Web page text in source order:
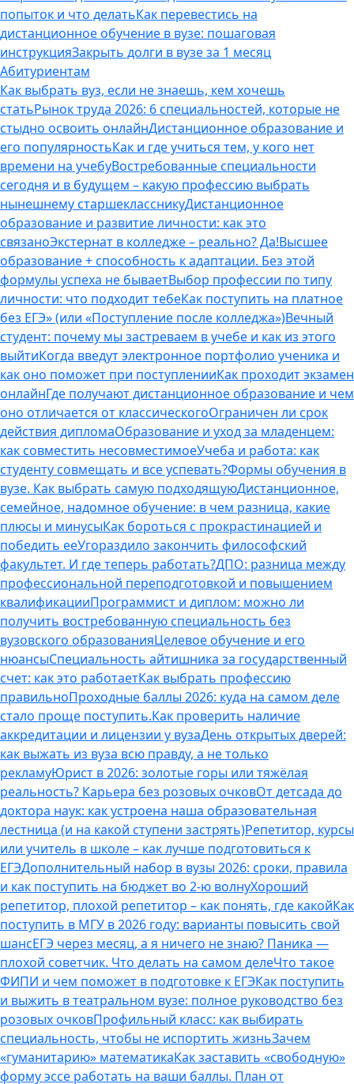
попыток и что делатьКак перевестись на
дистанционное обучение в вузе: пошаговая
инструкцияЗакрыть долги в вузе за 1 месяц
Абитуриентам
Как выбрать вуз, если не знаешь, кем хочешь
статьРынок труда 2026: 6 специальностей, которые не
стыдно освоить онлайнДистанционное образование и
его популярностьКак и где учиться тем, у кого нет
времени на учебуВостребованные специальности
сегодня и в будущем – какую профессию выбрать
нынешнему старшеклассникуДистанционное
образование и развитие личности: как это
связаноЭкстернат в колледже – реально? Да!Высшее
образование + способность к адаптации. Без этой
формулы успеха не бываетВыбор профессии по типу
личности: что подходит тебеКак поступить на платное
без ЕГЭ» (или «Поступление после колледжа»)Вечный
студент: почему мы застреваем в учебе и как из этого
выйтиКогда введут электронное портфолио ученика и
как оно поможет при поступленииКак проходит экзамен
онлайнГде получают дистанционное образование и чем
оно отличается от классическогоОграничен ли срок
действия дипломаОбразование и уход за младенцем:
как совместить несовместимоеУчеба и работа: как
студенту совмещать и все успевать?Формы обучения в
вузе. Как выбрать самую подходящуюДистанционное,
семейное, надомное обучение: в чем разница, какие
плюсы и минусыКак бороться с прокрастинацией и
победить ееУгораздило закончить философский
факультет. И где теперь работать?ДПО: разница между
профессиональной переподготовкой и повышением
квалификацииПрограммист и диплом: можно ли
получить востребованную специальность без
вузовского образованияЦелевое обучение и его
нюансыСпециальность айтишника за государственный
счет: как это работаетКак выбрать профессию
правильноПроходные баллы 2026: куда на самом деле
стало проще поступить.Как проверить наличие
аккредитации и лицензии у вузаДень открытых дверей:
как выжать из вуза всю правду, а не только
рекламуЮрист в 2026: золотые горы или тяжёлая
реальность? Карьера без розовых очковОт детсада до
доктора наук: как устроена наша образовательная
лестница (и на какой ступени застрять)Репетитор, курсы
или учитель в школе – как лучше подготовиться к
ЕГЭДополнительный набор в вузы 2026: сроки, правила
и как поступить на бюджет во 2‑ю волнуХороший
репетитор, плохой репетитор – как понять, где какойКак
поступить в МГУ в 2026 году: варианты повысить свой
шансЕГЭ через месяц, а я ничего не знаю? Паника —
плохой советчик. Что делать на самом делеЧто такое
ФИПИ и чем поможет в подготовке к ЕГЭКак поступить
и выжить в театральном вузе: полное руководство без
розовых очковПрофильный класс: как выбирать
специальность, чтобы не испортить жизньЗачем
«гуманитарию» математикаКак заставить «свободную»
форму эссе работать на ваши баллы. План от